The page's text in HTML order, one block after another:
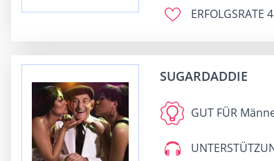
ERFOLGSRATE
SUGARDADDIE
GUT FÜR